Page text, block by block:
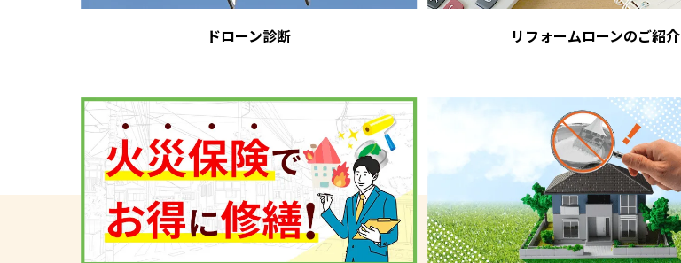
ドローン診断 リフォームローンのご紹介